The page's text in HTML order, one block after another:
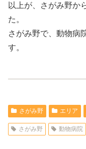
以上が、さがみ野か
た。
さがみ野で、動物病
す。
さがみ野 エリア
さがみ野 動物病院